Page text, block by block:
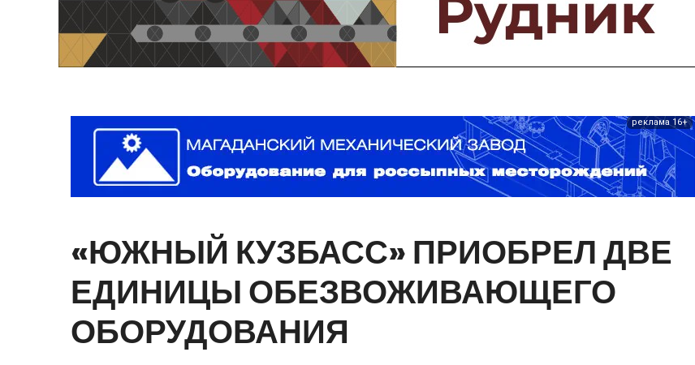
Предприятия и компании
Интервью
Выставки, Конференции
реклама 16+
«ЮЖНЫЙ КУЗБАСС»ПРИОБРЕЛДВЕ
ЕДИНИЦЫОБЕЗВОЖИВАЮЩЕГО
ОБОРУДОВАНИЯ